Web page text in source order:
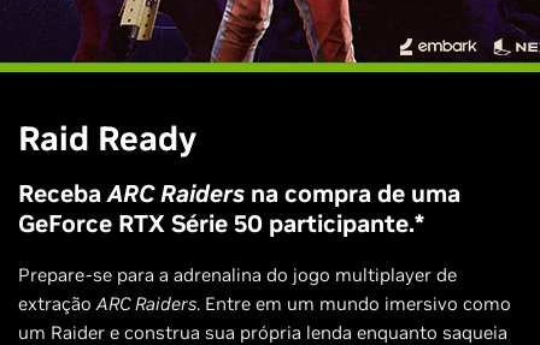
Raid Ready
RecebaARC Raiders na compra de uma
GeForce RTX Série 50 participante.*
Prepare-se para a adrenalina do jogo multiplayer de
extraçãoARC Raiders. Entre em um mundo imersivo como
um Raider e construa sua própria lenda enquanto saqueia